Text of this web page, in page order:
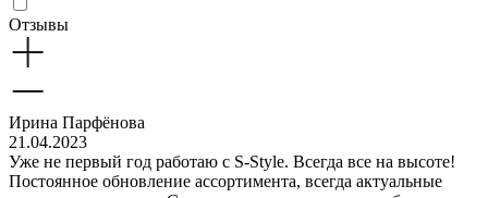
Отзывы
Ирина Парфёнова
21.04.2023
Уже не первый год работаю с S-Style. Всегда все на высоте!
Постоянное обновление ассортимента, всегда актуальные